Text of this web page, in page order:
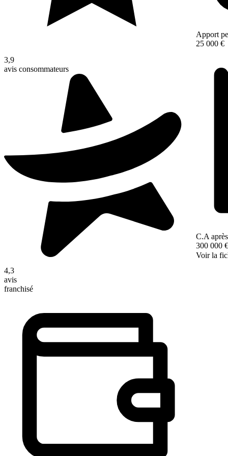
3,9
avis consommateurs
4,3
avis
franchisé
Apport
25 000 €
C.A
300 000 €
Voir la